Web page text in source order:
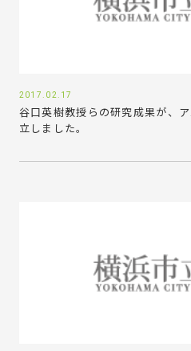
2017.02.17
谷口英樹教授らの研究成果が、
立しました。